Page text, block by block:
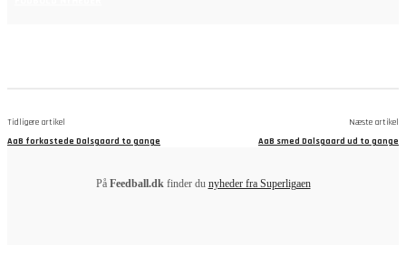
Tidligere artikel
AaB forkastede Dalsgaard to gange
Næste artikel
AaB smed Dalsgaard ud to gange
På Feedball.dkfinder du nyheder fra Superligaen